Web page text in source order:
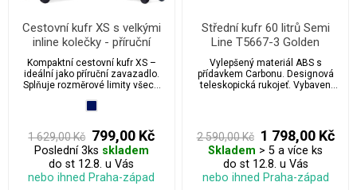
Cestovní kufr XS s velkými
inline kolečky - příruční
zavazadlo vhodné pro
Wizzair
Kompaktní cestovní kufr XS –
ideální jako příruční zavazadlo.
Splňuje rozměrové limity všech
ho bez obav vezmete na palubu.
lehké konstrukci se s ním cestuje
pohodlně a hladce, ať už míříte na
víkendový výlet nebo služební
cestu.
1 629,00 Kč 799,00 Kč
Poslední 3ks skladem
do st 12.8. u Vás
nebo ihned Praha-západ
Střední kufr 60 litrů Semi
Line T5667-3 Golden
Vylepšený materiál ABS s
přídavkem Carbonu. Designová
teleskopická rukojeť. Vybaven
2 590,00 Kč 1 798,00 Kč
Skladem > 5 a více ks
do st 12.8. u Vás
nebo ihned Praha-západ